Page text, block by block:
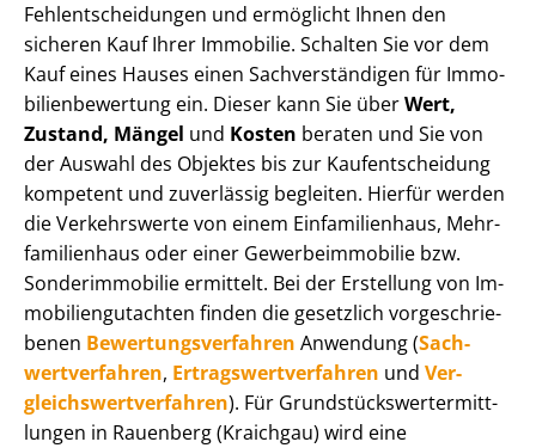
Fehl­ent­schei­dun­gen und ermöglicht Ihnen den
sicheren Kauf Ihrer Immobilie. Schalten Sie vor dem
Kauf eines Hauses einen Sach­ver­stän­di­gen für Im­mo­
bi­li­en­be­wer­tung ein. Dieser kann Sie überWert,
Zustand, Mängel und Kosten beraten und Sie von
der Auswahl des Objektes bis zur Kauf­ent­schei­dung
kompetent und zuverlässig begleiten. Hierfür werden
die Verkehrswerte von einem Einfamilienhaus, Mehr­
fa­mi­li­en­haus oder einer Ge­wer­be­im­mo­bi­lie bzw.
Sonderimmobilie ermittelt. Bei der Erstellung von Im­
mo­bi­li­en­gut­ach­ten finden die gesetzlich vor­ge­schrie­
be­nen Be­wer­tungs­ver­fah­ren Anwendung (Sach­
wert­ver­fah­ren, Er­trags­wert­ver­fah­ren und Ver­
gleichs­wert­ver­fah­ren). Für Grund­stücks­wert­ermitt­
lun­gen in Rauenberg (Kraichgau) wird eine